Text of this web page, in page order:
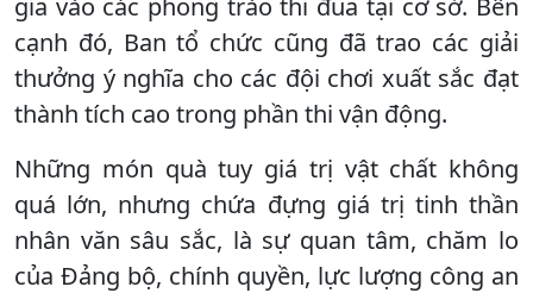
gia vào các phong trào thi đua tại cơ sở. Bên
cạnh đó, Ban tổ chức cũng đã trao các giải
thưởng ý nghĩa cho các đội chơi xuất sắc đạt
thành tích cao trong phần thi vận động.
Những món quà tuy giá trị vật chất không
quá lớn, nhưng chứa đựng giá trị tinh thần
nhân văn sâu sắc, là sự quan tâm, chăm lo
của Đảng bộ, chính quyền, lực lượng công an